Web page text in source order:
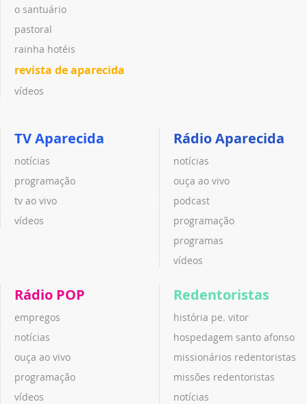
o santuário
pastoral
rainha hotéis
revista de aparecida
vídeos
TV Aparecida
notícias
programação
tv ao vivo
vídeos
Rádio Aparecida
notícias
ouça ao vivo
podcast
programação
programas
vídeos
Rádio POP
empregos
notícias
ouça ao vivo
programação
vídeos
Redentoristas
história pe. vitor
hospedagem santo afonso
missionários redentoristas
missões redentoristas
notícias